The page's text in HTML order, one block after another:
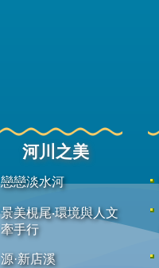
河川之美
戀戀淡水河
景美梘尾‧環境與人文
牽手行
源·新店溪